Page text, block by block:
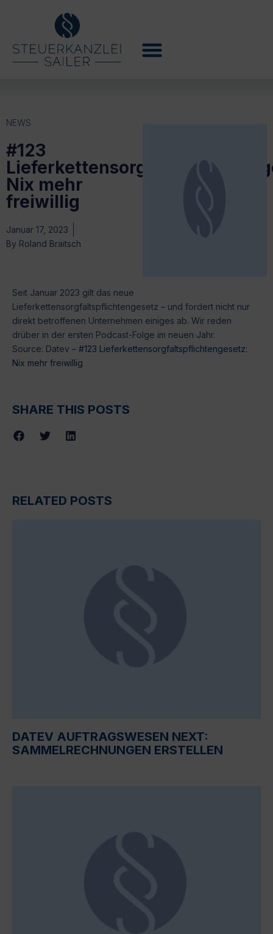
NEWS
#123
Nix mehr
freiwillig
Januar 17, 2023
By Roland Braitsch
Seit Januar 2023 gilt das neue
Lieferkettensorgfaltspflichtengesetz – und fordert nicht nur
direkt betroffenen Unternehmen einiges ab. Wir reden
drüber in der ersten Podcast-Folge im neuen Jahr.
Source: Datev – #123 Lieferkettensorgfaltspflichtengesetz:
Nix mehr freiwillig
SHARE THIS POSTS
RELATED POSTS
DATEV AUFTRAGSWESEN NEXT:
SAMMELRECHNUNGEN ERSTELLEN